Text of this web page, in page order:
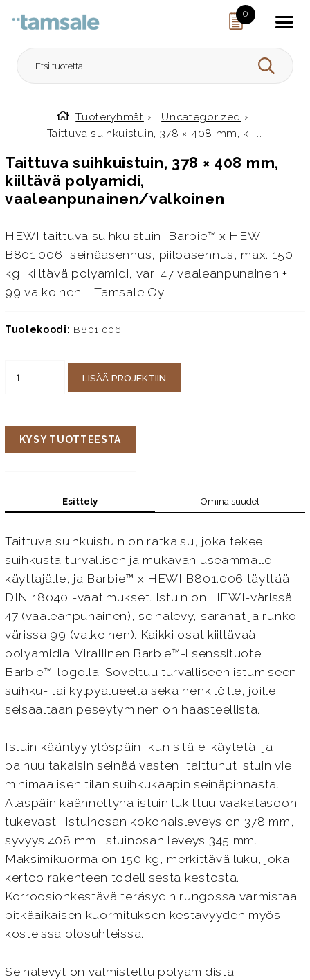
0
HAE
Etusivulle
Tuoteryhmät › Uncategorized ›
Taittuva suihkuistuin, 378 × 408 mm, kii...
Taittuva suihkuistuin, 378 × 408 mm,
kiiltävä polyamidi,
vaaleanpunainen/valkoinen
HEWI taittuva suihkuistuin, Barbie™ x HEWI
B801.006, seinäasennus, piiloasennus, max. 150
kg, kiiltävä polyamidi, väri 47 vaaleanpunainen +
99 valkoinen – Tamsale Oy
Tuotekoodi: B801.006
LISÄÄ PROJEKTIIN
KYSY TUOTTEESTA
Esittely Ominaisuudet
Taittuva suihkuistuin on ratkaisu, joka tekee
suihkusta turvallisen ja mukavan useammalle
käyttäjälle, ja Barbie™ x HEWI B801.006 täyttää
DIN 18040 -vaatimukset. Istuin on HEWI-värissä
47 (vaaleanpunainen), seinälevy, saranat ja runko
värissä 99 (valkoinen). Kaikki osat kiiltävää
polyamidia. Virallinen Barbie™-lisenssituote
Barbie™-logolla. Soveltuu turvalliseen istumiseen
suihku- tai kylpyalueella sekä henkilöille, joille
seisaaltaan peseytyminen on haasteellista.
Istuin kääntyy ylöspäin, kun sitä ei käytetä, ja
painuu takaisin seinää vasten, taittunut istuin vie
minimaalisen tilan suihkukaapin seinäpinnasta.
Alaspäin käännettynä istuin lukittuu vaakatasoon
tukevasti. Istuinosan kokonaisleveys on 378 mm,
syvyys 408 mm, istuinosan leveys 345 mm.
Maksimikuorma on 150 kg, merkittävä luku, joka
kertoo rakenteen todellisesta kestosta.
Korroosionkestävä teräsydin rungossa varmistaa
pitkäaikaisen kuormituksen kestävyyden myös
kosteissa olosuhteissa.
Seinälevyt on valmistettu polyamidista